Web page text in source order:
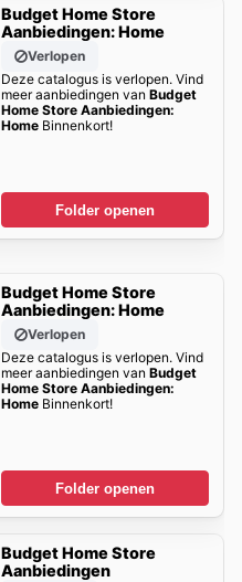
Budget Home Store
Aanbiedingen: Home
Verlopen
Deze catalogus is verlopen. Vind
meer aanbiedingen van Budget
Home Store Aanbiedingen:
HomeBinnenkort!
Folder openen
Budget Home Store
Aanbiedingen: Home
Verlopen
Deze catalogus is verlopen. Vind
meer aanbiedingen van Budget
Home Store Aanbiedingen:
HomeBinnenkort!
Folder openen
Budget Home Store
Aanbiedingen